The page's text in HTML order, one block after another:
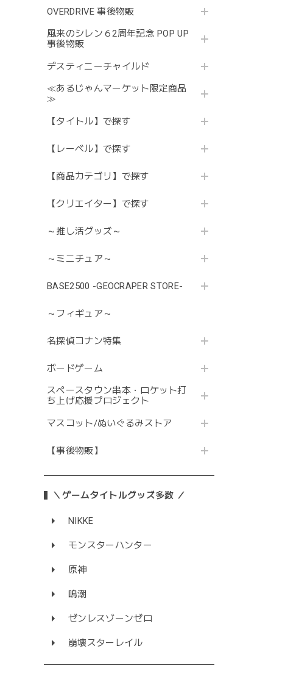
OVERDRIVE 事後物販
風来のシレン６2周年記念 POP UP
事後物販
デスティニーチャイルド
≪あるじゃんマーケット限定商品
≫
【タイトル】で探す
【レーベル】で探す
【商品カテゴリ】で探す
【クリエイター】で探す
～推し活グッズ～
～ミニチュア～
BASE2500 -GEOCRAPER STORE-
～フィギュア～
名探偵コナン特集
ボードゲーム
スペースタウン串本・ロケット打
ち上げ応援プロジェクト
マスコット/ぬいぐるみストア
【事後物販】
＼ゲームタイトルグッズ多数 ／
NIKKE
モンスターハンター
原神
鳴潮
ゼンレスゾーンゼロ
崩壊スターレイル